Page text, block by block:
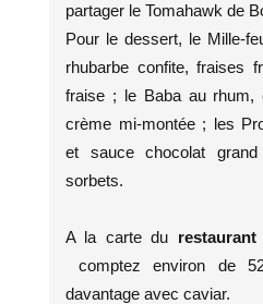
partager le Tomahawk de
Pour le dessert, le Mille-
rhubarbe confite, fraises
fraise ; le Baba au rhum,
crème mi-montée ; les
et sauce chocolat
sorbets.
A la carte du
comptez environ de
davantage avec caviar.